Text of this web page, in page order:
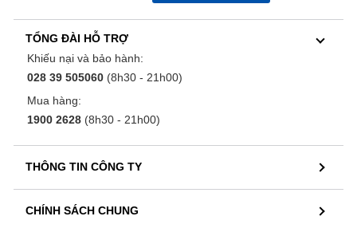
TỔNG ĐÀI HỖ TRỢ
Khiếu nại và bảo hành:
028 39 505060 (8h30 - 21h00)
Mua hàng:
1900 2628 (8h30 - 21h00)
THÔNG TIN CÔNG TY
CHÍNH SÁCH CHUNG